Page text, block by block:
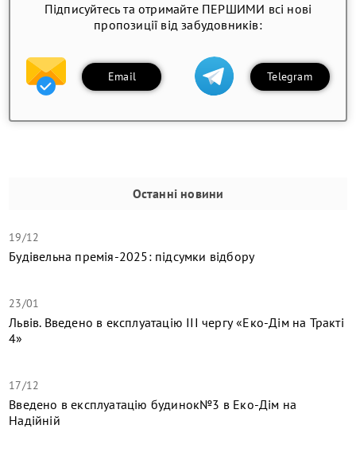
Підписуйтесь та отримайте ПЕРШИМИ всі нові
пропозиції від забудовників:
Email Telegram
Останні новини
19/12
Будівельна премія-2025: підсумки відбору
23/01
Львів. Введено в експлуатацію ІІІ чергу «Еко-Дім на Тракті
4»
17/12
​Введено в експлуатацію будинок№3 в Еко-Дім на
Надійній